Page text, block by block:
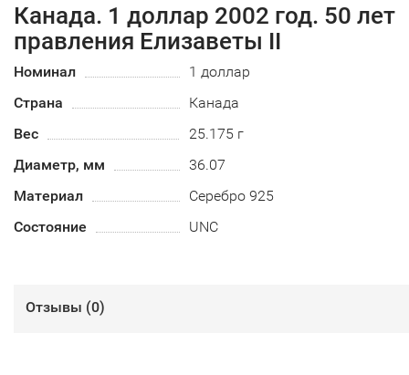
Канада. 1 доллар 2002 год. 50 лет
правления Елизаветы II
Номинал
1 доллар
Страна
Канада
Вес
25.175 г
Диаметр, мм
36.07
Материал
Серебро 925
Состояние
UNC
Отзывы (0)